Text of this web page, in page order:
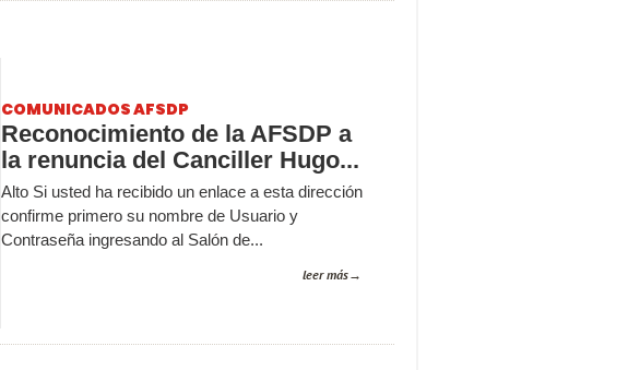
COMUNICADOS AFSDP
Reconocimiento de la AFSDP a
la renuncia del Canciller Hugo...
Alto Si usted ha recibido un enlace a esta dirección
confirme primero su nombre de Usuario y
Contraseña ingresando al Salón de...
leer más